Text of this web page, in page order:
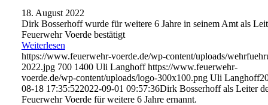
18. August 2022
Dirk Bosserhoff wurde für weitere 6 Jahre in seinem Amt als
Feuerwehr Voerde bestätigt
Weiterlesen
https://www.feuerwehr-voerde.de/wp-content/uploads/
2022.jpg 700 1400 Uli Langhoff https://www.feuerwehr-
voerde.de/wp-content/uploads/logo-300x100.png Uli Langhoff
08-18 17:35:522022-09-01 09:57:36Dirk Bosserhoff als Leiter
Feuerwehr Voerde für weitere 6 Jahre ernannt.